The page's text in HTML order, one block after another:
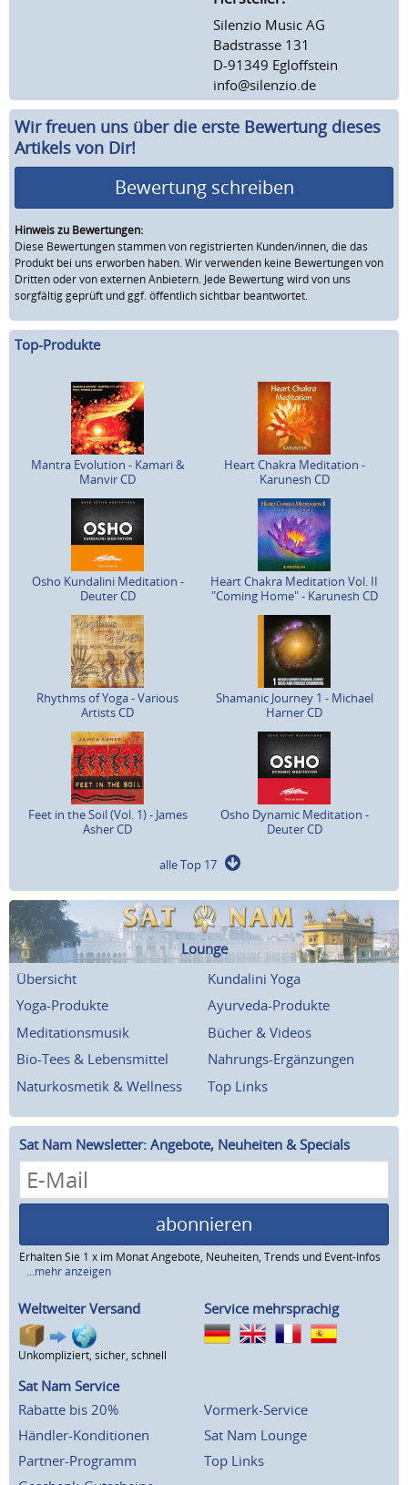
Silenzio Music AG
Badstrasse 131
D-91349 Egloffstein
info@silenzio.de
Wir freuen uns über die erste Bewertung dieses
Artikels von Dir!
Bewertung schreiben
Hinweis zu Bewertungen:
Diese Bewertungen stammen von registrierten Kunden/innen, die das
Produkt bei uns erworben haben. Wir verwenden keine Bewertungen von
Dritten oder von externen Anbietern. Jede Bewertung wird von uns
sorgfältig geprüft und ggf. öffentlich sichtbar beantwortet.
Top-Produkte
Mantra Evolution - Kamari &
Manvir CD
Heart Chakra Meditation -
Karunesh CD
Osho Kundalini Meditation -
Deuter CD
Heart Chakra Meditation Vol. II
"Coming Home" - Karunesh CD
Rhythms of Yoga - Various
Artists CD
Shamanic Journey 1 - Michael
Harner CD
Feet in the Soil (Vol. 1) - James
Asher CD
Osho Dynamic Meditation -
Deuter CD
alle Top 17
Lounge
Übersicht
Kundalini Yoga
Yoga-Produkte
Ayurveda-Produkte
Meditationsmusik
Bücher & Videos
Bio-Tees & Lebensmittel
Nahrungs-Ergänzungen
Naturkosmetik & Wellness
Top Links
Sat Nam Newsletter: Angebote, Neuheiten & Specials
abonnieren
Erhalten Sie 1 x im Monat Angebote, Neuheiten, Trends und Event-Infos
...mehr anzeigen
Weltweiter Versand
Unkompliziert, sicher, schnell
Service mehrsprachig
Sat Nam Service
Rabatte bis 20%
Händler-Konditionen
Partner-Programm
Vormerk-Service
Sat Nam Lounge
Top Links